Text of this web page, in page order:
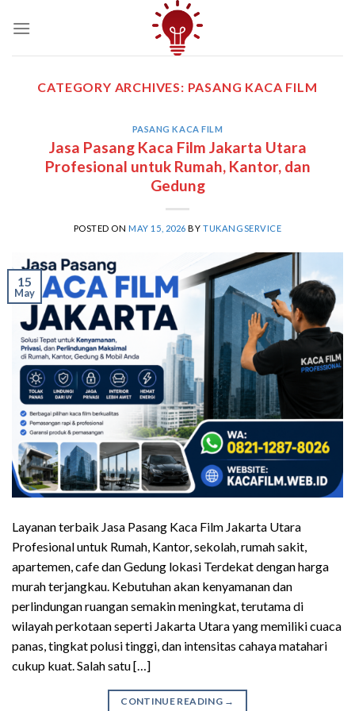
CATEGORY ARCHIVES: PASANG KACA FILM
PASANG KACA FILM
Jasa Pasang Kaca Film Jakarta Utara
Profesional untuk Rumah, Kantor, dan
Gedung
POSTED ONMAY 15, 2026 BYTUKANGSERVICE
15
May
Layanan terbaik Jasa Pasang Kaca Film Jakarta Utara
Profesional untuk Rumah, Kantor, sekolah, rumah sakit,
apartemen, cafe dan Gedung lokasi Terdekat dengan harga
murah terjangkau. Kebutuhan akan kenyamanan dan
perlindungan ruangan semakin meningkat, terutama di
wilayah perkotaan seperti Jakarta Utara yang memiliki cuaca
panas, tingkat polusi tinggi, dan intensitas cahaya matahari
cukup kuat. Salah satu […]
CONTINUE READING →